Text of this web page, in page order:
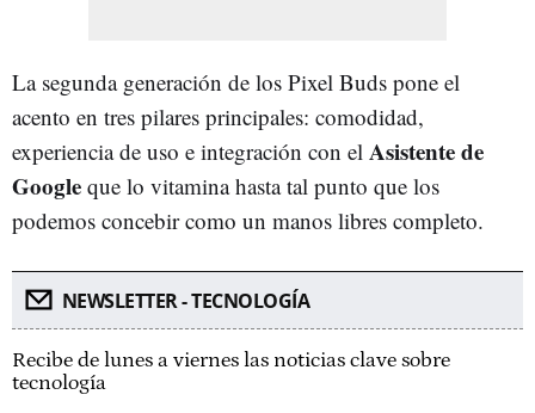
La segunda generación de los Pixel Buds pone el
acento en tres pilares principales: comodidad,
experiencia de uso e integración con el Asistente de
Google que lo vitamina hasta tal punto que los
podemos concebir como un manos libres completo.
NEWSLETTER - TECNOLOGÍA
Recibe de lunes a viernes las noticias clave sobre
tecnología